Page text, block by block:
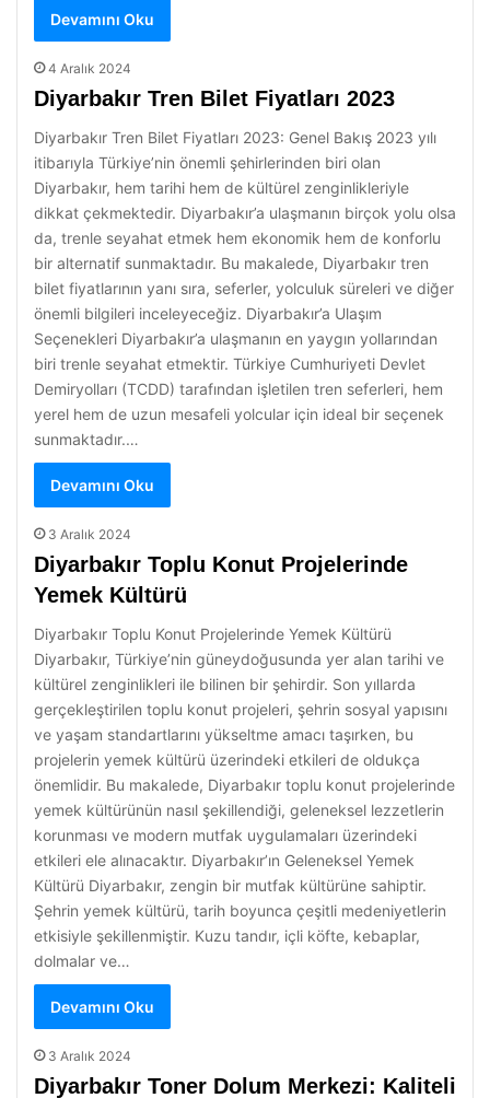
Devamını Oku
4 Aralık 2024
Diyarbakır Tren Bilet Fiyatları 2023
Diyarbakır Tren Bilet Fiyatları 2023: Genel Bakış 2023 yılı
itibarıyla Türkiye’nin önemli şehirlerinden biri olan
Diyarbakır, hem tarihi hem de kültürel zenginlikleriyle
dikkat çekmektedir. Diyarbakır’a ulaşmanın birçok yolu olsa
da, trenle seyahat etmek hem ekonomik hem de konforlu
bir alternatif sunmaktadır. Bu makalede, Diyarbakır tren
bilet fiyatlarının yanı sıra, seferler, yolculuk süreleri ve diğer
önemli bilgileri inceleyeceğiz. Diyarbakır’a Ulaşım
Seçenekleri Diyarbakır’a ulaşmanın en yaygın yollarından
biri trenle seyahat etmektir. Türkiye Cumhuriyeti Devlet
Demiryolları (TCDD) tarafından işletilen tren seferleri, hem
yerel hem de uzun mesafeli yolcular için ideal bir seçenek
sunmaktadır.…
Devamını Oku
3 Aralık 2024
Diyarbakır Toplu Konut Projelerinde
Yemek Kültürü
Diyarbakır Toplu Konut Projelerinde Yemek Kültürü
Diyarbakır, Türkiye’nin güneydoğusunda yer alan tarihi ve
kültürel zenginlikleri ile bilinen bir şehirdir. Son yıllarda
gerçekleştirilen toplu konut projeleri, şehrin sosyal yapısını
ve yaşam standartlarını yükseltme amacı taşırken, bu
projelerin yemek kültürü üzerindeki etkileri de oldukça
önemlidir. Bu makalede, Diyarbakır toplu konut projelerinde
yemek kültürünün nasıl şekillendiği, geleneksel lezzetlerin
korunması ve modern mutfak uygulamaları üzerindeki
etkileri ele alınacaktır. Diyarbakır’ın Geleneksel Yemek
Kültürü Diyarbakır, zengin bir mutfak kültürüne sahiptir.
Şehrin yemek kültürü, tarih boyunca çeşitli medeniyetlerin
etkisiyle şekillenmiştir. Kuzu tandır, içli köfte, kebaplar,
dolmalar ve…
Devamını Oku
3 Aralık 2024
Diyarbakır Toner Dolum Merkezi: Kaliteli